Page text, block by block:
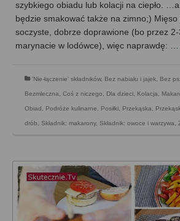
szybkiego obiadu lub kolacji na ciepło.
będzie smakować także na zimno;) Mięso
soczyste, dobrze doprawione (bo przez 2-
marynacie w lodówce), więc naprawdę: …
'Nie-łączenie' składników, Bez nabiału i jajek Bez
Bezmleczna Coś z niczego Dla dzieci Kolacja
Obiad Podróże kulinarne Posiłki Przekąska
drób Składnik: makarony, Składnik: owoce i warzywa